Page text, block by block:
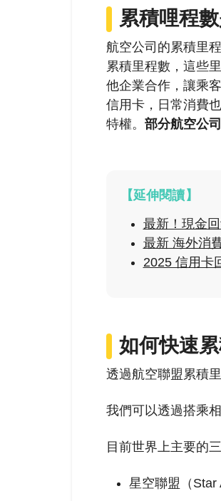
累積哩程
航空公司的累積里
累積里程數，這些
他企業合作，讓乘
信用卡，日常消費
特權。 部分航空公
【延伸閱讀】
最新！現金
最新 海外消
2025 信用卡
如何快速
透過航空聯盟累積
我們可以透過搭乘
目前世界上主要的
星空聯盟（Star